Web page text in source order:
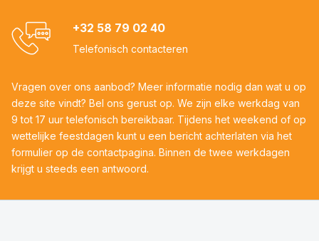
+32 58 79 02 40
Telefonisch contacteren
Vragen over ons aanbod? Meer informatie nodig dan wat u op
deze site vindt? Bel ons gerust op. We zijn elke werkdag van
9 tot 17 uur telefonisch bereikbaar. Tijdens het weekend of op
wettelijke feestdagen kunt u een bericht achterlaten via het
formulier op de contactpagina. Binnen de twee werkdagen
krijgt u steeds een antwoord.